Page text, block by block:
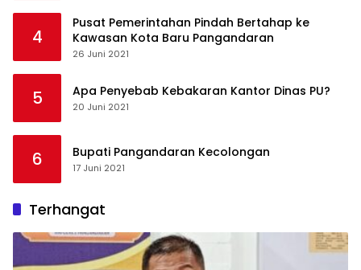
4
Pusat Pemerintahan Pindah Bertahap ke
Kawasan Kota Baru Pangandaran
26 Juni 2021
5 Apa Penyebab Kebakaran Kantor Dinas PU?
20 Juni 2021
6 Bupati Pangandaran Kecolongan
17 Juni 2021
Terhangat